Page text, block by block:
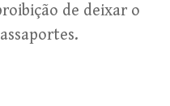
de deixar o